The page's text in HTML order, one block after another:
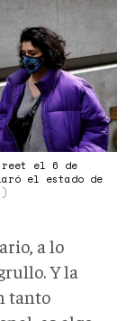
el 6 de
el estado de
a lo
Y la
tanto